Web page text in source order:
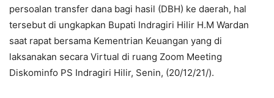
persoalan transfer dana bagi hasil (DBH) ke daerah, hal
tersebut di ungkapkan Bupati Indragiri Hilir H.M Wardan
saat rapat bersama Kementrian Keuangan yang di
laksanakan secara Virtual di ruang Zoom Meeting
Diskominfo PS Indragiri Hilir, Senin, (20/12/21/).